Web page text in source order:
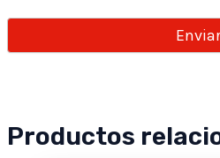
Productos